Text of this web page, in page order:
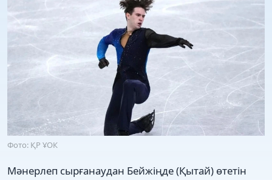
Фото: ҚР ҰОК
Мәнерлеп сырғанаудан Бейжіңде (Қытай) өтетін